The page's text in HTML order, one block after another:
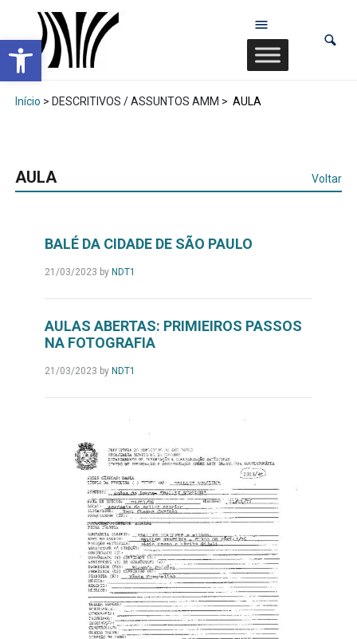
Abrir a barra de ferramentas
Início > DESCRITIVOS / ASSUNTOS AMM > AULA
AULA Voltar
BALÉ DA CIDADE DE SÃO PAULO
21/03/2023 by NDT1
AULAS ABERTAS: PRIMIEIROS PASSOS
NA FOTOGRAFIA
21/03/2023 by NDT1